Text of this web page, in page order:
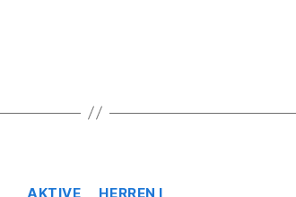
Kategorien
AKTIVE HERREN I